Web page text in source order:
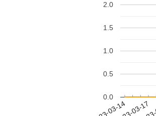
0.0
0.5
1.0
1.5
2.0